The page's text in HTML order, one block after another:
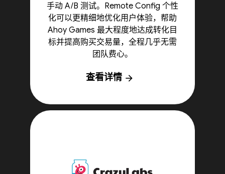
手动 A/B 测试。Remote Config 个性
化可以更精细地优化用户体验，帮助
Ahoy Games 最大程度地达成转化目
标并提高购买交易量，全程几乎无需
团队费心。
查看详情 arrow_forward